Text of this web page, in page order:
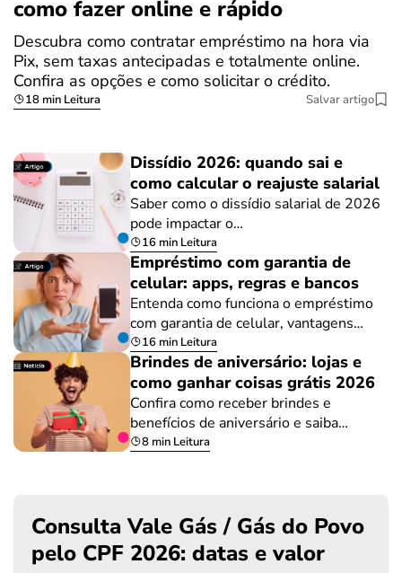
como fazer online e rápido
Descubra como contratar empréstimo na hora via
Pix, sem taxas antecipadas e totalmente online.
Confira as opções e como solicitar o crédito.
18 min Leitura Salvar artigo
Dissídio 2026: quando sai e
como calcular o reajuste salarial
Saber como o dissídio salarial de 2026
pode impactar o…
16 min Leitura
Empréstimo com garantia de
celular: apps, regras e bancos
Entenda como funciona o empréstimo
com garantia de celular, vantagens…
16 min Leitura
Brindes de aniversário: lojas e
como ganhar coisas grátis 2026
Confira como receber brindes e
benefícios de aniversário e saiba…
8 min Leitura
Consulta Vale Gás / Gás do Povo
pelo CPF 2026: datas e valor